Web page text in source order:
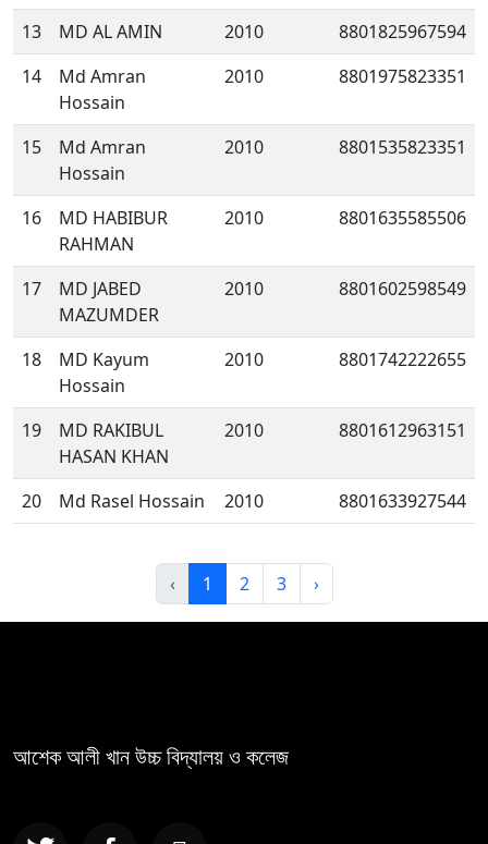
13
MD AL AMIN 2010
8801825967594
14
Md Amran
Hossain
2010 8801975823351
15
Md Amran
Hossain
2010 8801535823351
16
MD HABIBUR
RAHMAN
2010 8801635585506
17
MD JABED
MAZUMDER
2010 8801602598549
18
MD Kayum
Hossain
2010 8801742222655
19
MD RAKIBUL
HASAN KHAN
2010 8801612963151
20 Md Rasel Hossain 2010 8801633927544
‹ 1 2 3 ›
আশেক আলী খান উচ্চ বিদ্যালয় ও কলেজ